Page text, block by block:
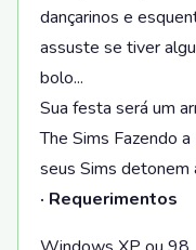
dançarinos e
assuste se tiver
bolo...
Sua festa será um
The Sims Fazendo
seus Sims detonem
· Requerimentos